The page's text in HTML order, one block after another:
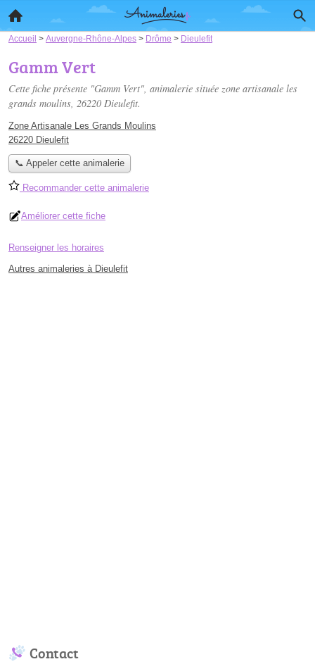
Accueil > Auvergne-Rhône-Alpes > Drôme > Dieulefit
Gamm Vert
Cette fiche présente "Gamm Vert", animalerie située zone artisanale les
grands moulins, 26220 Dieulefit.
Zone Artisanale Les Grands Moulins
26220 Dieulefit
📞 Appeler cette animalerie
Recommander cette animalerie
Améliorer cette fiche
Renseigner les horaires
Autres animaleries à Dieulefit
Contact